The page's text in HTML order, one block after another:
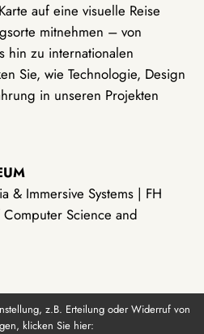
auf eine visuelle Reise
mitnehmen – von
hin zu internationalen
Sie, wie Technologie, Design
in unseren Projekten
& Immersive Systems | FH
Science and
z.B. Erteilung oder Widerruf von
klicken Sie hier: